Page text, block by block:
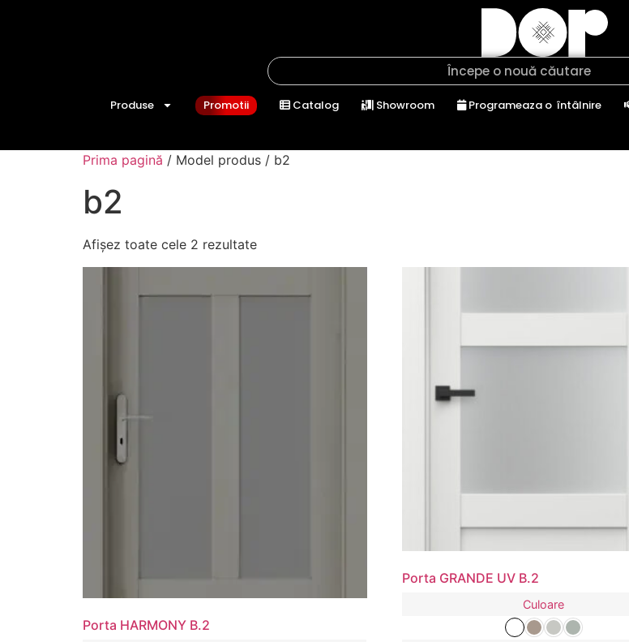
Produse Promotii Catalog Showroom Programeaza o întâlnire
Prima pagină / Model produs / b2
b2
Afișez toate cele 2 rezultate
Porta HARMONY B.2
Porta GRANDE UV B.2
Culoare